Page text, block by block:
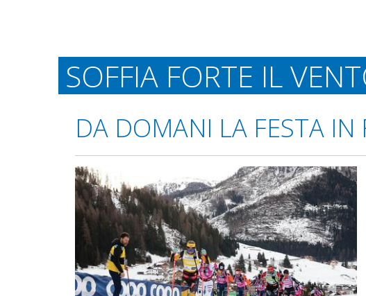
SOFFIA FORTE IL
DA DOMANI LA FESTA IN